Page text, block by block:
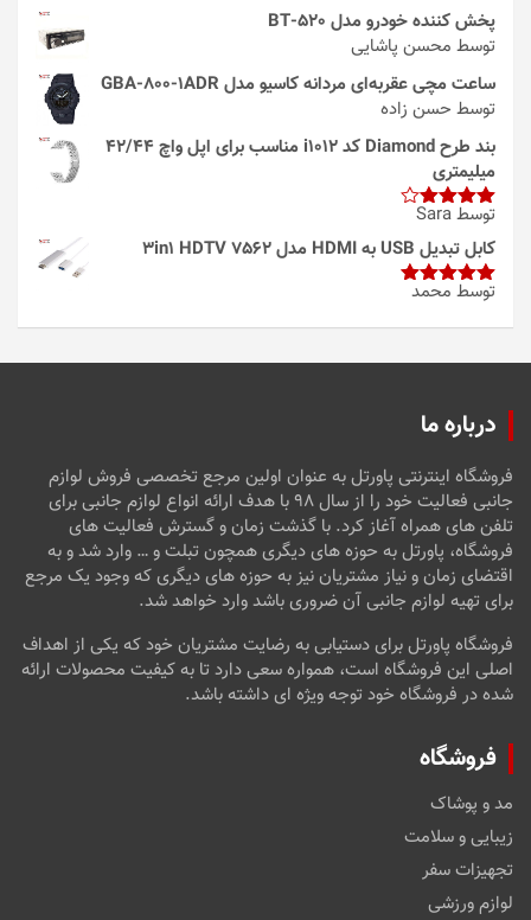
پخش کننده خودرو مدل 520-BT
توسط محسن پاشایی
ساعت مچی عقربه‌ای مردانه کاسیو مدل GBA-800-1ADR
توسط حسن زاده
بند طرح Diamond کد i1012 مناسب برای اپل واچ 42/44
میلیمتری
امتیاز4
از 5
توسط Sara
کابل تبدیل USB به HDMI مدل 3in1 HDTV 7562
امتیاز5از
توسط محمد
درباره ما
فروشگاه اینترنتی پاورتل به عنوان اولین مرجع تخصصی فروش لوازم
جانبی فعالیت خود را از سال ۹۸ با هدف ارائه انواع لوازم جانبی برای
تلفن های همراه آغاز کرد. با گذشت زمان و گسترش فعالیت های
فروشگاه، پاورتل به حوزه های دیگری همچون تبلت و … وارد شد و به
اقتضای زمان و نیاز مشتریان نیز به حوزه های دیگری که وجود یک مرجع
برای تهیه لوازم جانبی آن ضروری باشد وارد خواهد شد.
فروشگاه پاورتل برای دستیابی به رضایت مشتریان خود که یکی از اهداف
اصلی این فروشگاه است، همواره سعی دارد تا به کیفیت محصولات ارائه
شده در فروشگاه خود توجه ویژه ای داشته باشد.
فروشگاه
مد و پوشاک
زیبایی و سلامت
تجهیزات سفر
لوازم ورزشی